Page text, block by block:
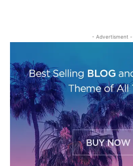
- Advertisment -